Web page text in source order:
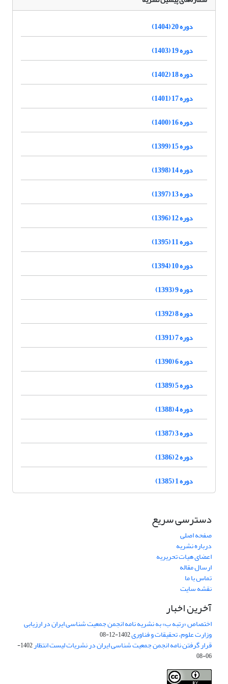
دوره 20 (1404)
دوره 19 (1403)
دوره 18 (1402)
دوره 17 (1401)
دوره 16 (1400)
دوره 15 (1399)
دوره 14 (1398)
دوره 13 (1397)
دوره 12 (1396)
دوره 11 (1395)
دوره 10 (1394)
دوره 9 (1393)
دوره 8 (1392)
دوره 7 (1391)
دوره 6 (1390)
دوره 5 (1389)
دوره 4 (1388)
دوره 3 (1387)
دوره 2 (1386)
دوره 1 (1385)
دسترسی سریع
صفحه اصلی
درباره نشریه
اعضای هیات تحریریه
ارسال مقاله
تماس با ما
نقشه سایت
آخرین اخبار
اختصاص «رتبه ب» به نشریه نامه انجمن جمعیت شناسی ایران در ارزیابی
وزارت علوم، تحقیقات و فناوری1402-12-08
قرار گرفتن نامه انجمن جمعیت شناسی ایران در نشریات لیست انتظار
1402-
06-08